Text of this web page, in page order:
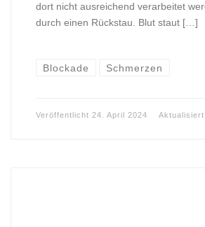
dort nicht ausreichend verarbeitet
durch einen Rückstau. Blut staut […]
Blockade Schmerzen
Veröffentlicht 24. April 2024 Aktualisiert